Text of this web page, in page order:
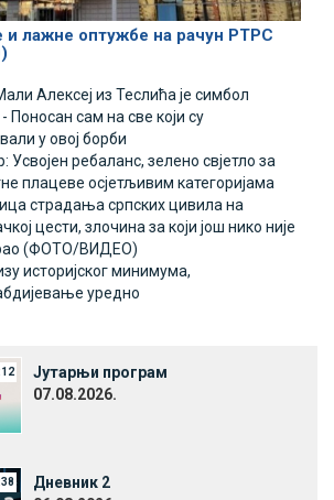
и лажне оптужбе на рачун РТРС
Алексеј из Теслића је симбол
Поносан сам на све који су
у овој борби
Усвојен ребаланс, зелено свјетло за
плацеве осјетљивим категоријама
страдања српских цивила на
цести, злочина за који још нико није
(ФОТО/ВИДЕО)
историјског минимума,
уредно
Јутарњи програм
07.08.2026.
Дневник 2